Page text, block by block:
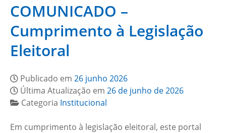
COMUNICADO –
Cumprimento à Legislação
Eleitoral
Publicado em 26 junho 2026
Última Atualização em 26 de junho de 2026
Categoria Institucional
Em cumprimento à legislação eleitoral, este portal